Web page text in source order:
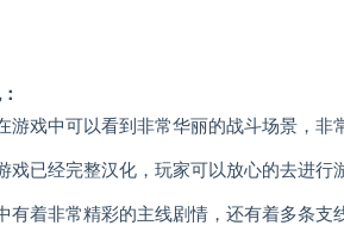
游戏中可以看到非常华丽的战斗场景，非
戏已经完整汉化，玩家可以放心的去进行
有着非常精彩的主线剧情，还有着多条支